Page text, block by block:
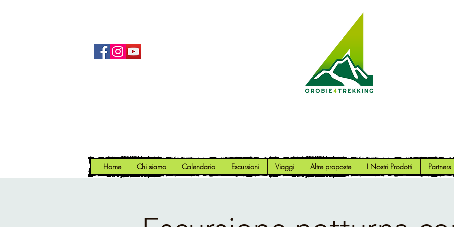
Home Chi siamo Calendario Escursioni Viaggi Altre proposte I Nostri Prodotti Partners